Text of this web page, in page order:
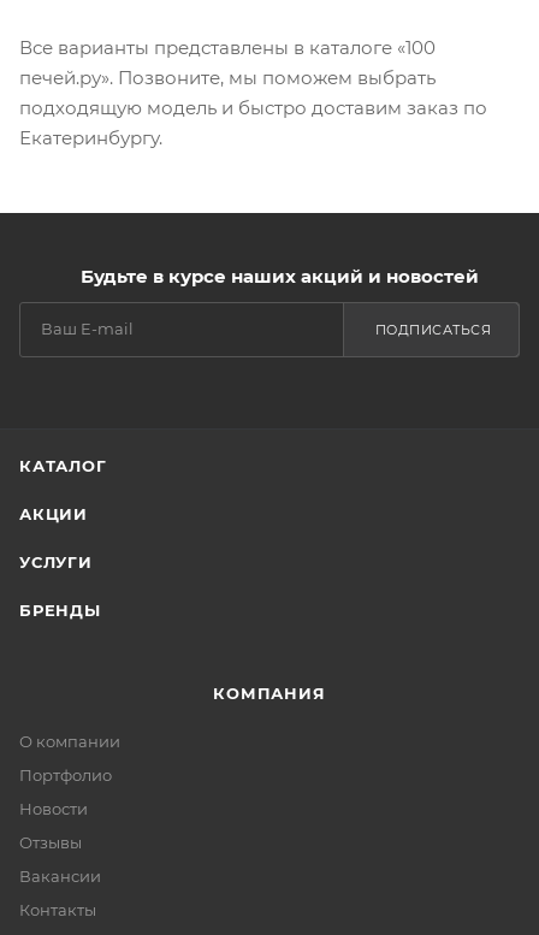
Все варианты представлены в каталоге «100
печей.ру». Позвоните, мы поможем выбрать
подходящую модель и быстро доставим заказ по
Екатеринбургу.
Будьте в курсе наших акций и новостей
ПОДПИСАТЬСЯ
КАТАЛОГ
АКЦИИ
УСЛУГИ
БРЕНДЫ
КОМПАНИЯ
О компании
Портфолио
Новости
Отзывы
Вакансии
Контакты